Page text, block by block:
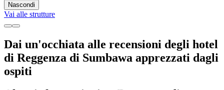
Nascondi
Vai alle strutture
Dai un'occhiata alle recensioni degli hotel
di Reggenza di Sumbawa apprezzati dagli
ospiti